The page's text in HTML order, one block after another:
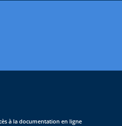
à la documentation en ligne